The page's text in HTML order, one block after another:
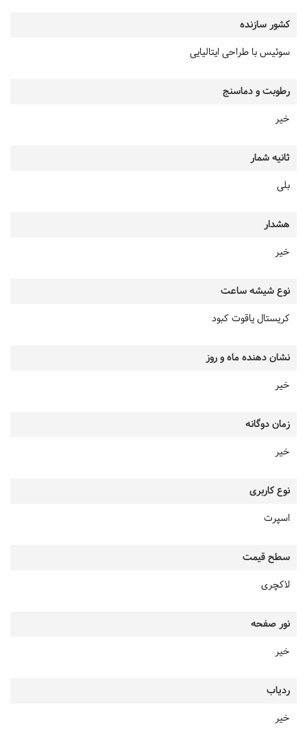
کشور سازنده
سوئیس با طراحی ایتالیایی
رطوبت و دماسنج
خیر
ثانیه شمار
بلی
هشدار
خیر
نوع شیشه ساعت
کریستال یاقوت کبود
نشان دهنده ماه و روز
خیر
زمان دوگانه
خیر
نوع کاربری
اسپرت
سطح قیمت
لاکچری
نور صفحه
خیر
ردیاب
خیر